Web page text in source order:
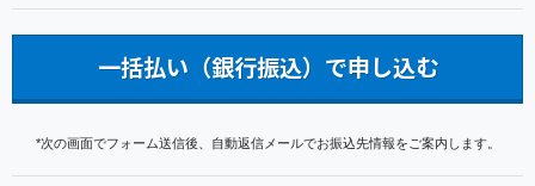
一括払い（銀行振込）で申し込む
*次の画面でフォーム送信後、自動返信メールでお振込先情報をご案内します。